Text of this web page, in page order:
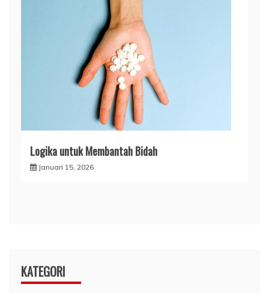
Logika untuk Membantah Bidah
Januari 15, 2026
KATEGORI